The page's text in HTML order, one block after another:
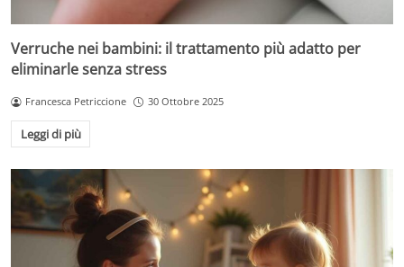
Verruche nei bambini: il trattamento più adatto per
eliminarle senza stress
Francesca Petriccione 30 Ottobre 2025
Leggi di più